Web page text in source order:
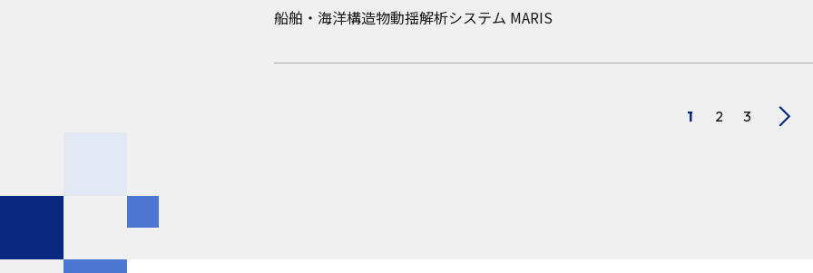
船舶・海洋構造物動揺解析システム MARIS
1 2 3